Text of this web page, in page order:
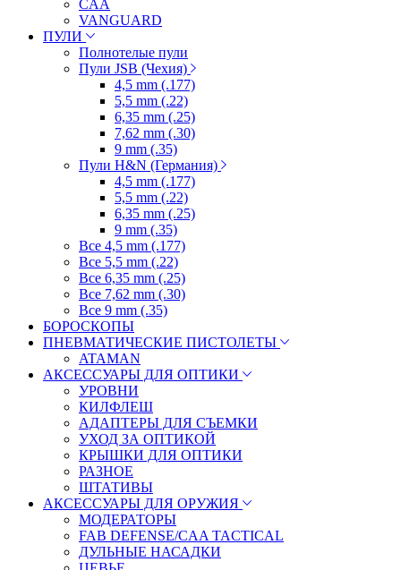
CAA
VANGUARD
ПУЛИ
Полнотелые пули
Пули JSB (Чехия)
4,5 mm (.177)
5,5 mm (.22)
6,35 mm (.25)
7,62 mm (.30)
9 mm (.35)
Пули H&N (Германия)
4,5 mm (.177)
5,5 mm (.22)
6,35 mm (.25)
9 mm (.35)
Все 4,5 mm (.177)
Все 5,5 mm (.22)
Все 6,35 mm (.25)
Все 7,62 mm (.30)
Все 9 mm (.35)
БОРОСКОПЫ
ПНЕВМАТИЧЕСКИЕ ПИСТОЛЕТЫ
ATAMAN
АКСЕССУАРЫ ДЛЯ ОПТИКИ
УРОВНИ
КИЛФЛЕШ
АДАПТЕРЫ ДЛЯ СЪЕМКИ
УХОД ЗА ОПТИКОЙ
КРЫШКИ ДЛЯ ОПТИКИ
РАЗНОЕ
ШТАТИВЫ
АКСЕССУАРЫ ДЛЯ ОРУЖИЯ
МОДЕРАТОРЫ
FAB DEFENSE/CAA TACTICAL
ДУЛЬНЫЕ НАСАДКИ